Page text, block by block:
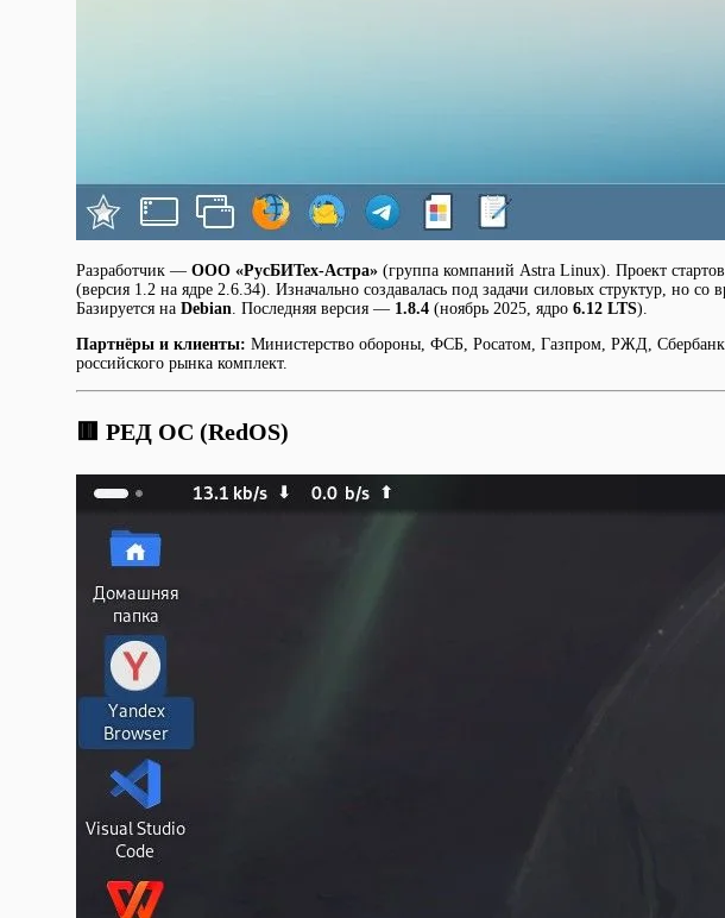
Разработчик — ООО «РусБИТех-Астра» (группа компаний Astra Linux). Проект
(версия 1.2 на ядре 2.6.34). Изначально создавалась под задачи силовых структур, но
Базируется на Debian. Последняя версия — 1.8.4 (ноябрь 2025, ядро 6.12 LTS).
Партнёры и клиенты: Министерство обороны, ФСБ, Росатом, Газпром, РЖД,
российского рынка комплект.
🟥 РЕД ОС (RedOS)